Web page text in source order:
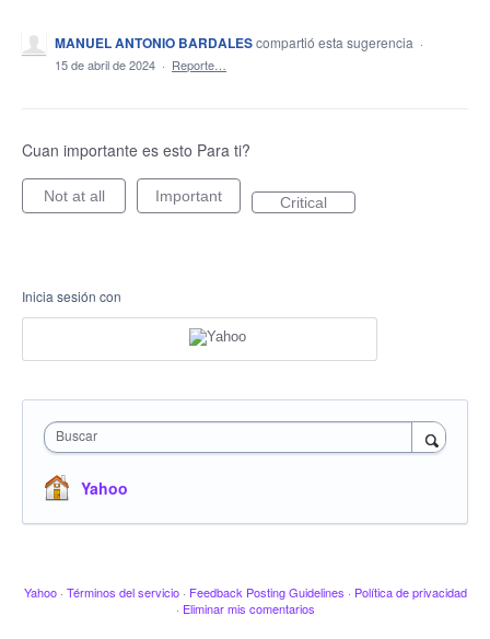
MANUEL ANTONIO BARDALEScompartió esta sugerencia ·
15 de abril de 2024 · Reporte…
Cuan importante es esto Para ti?
Not at all Important Critical
Inicia sesión con
Buscar
Yahoo
Yahoo · Términos del servicio · Feedback Posting Guidelines · Política de privacidad
· Eliminar mis comentarios